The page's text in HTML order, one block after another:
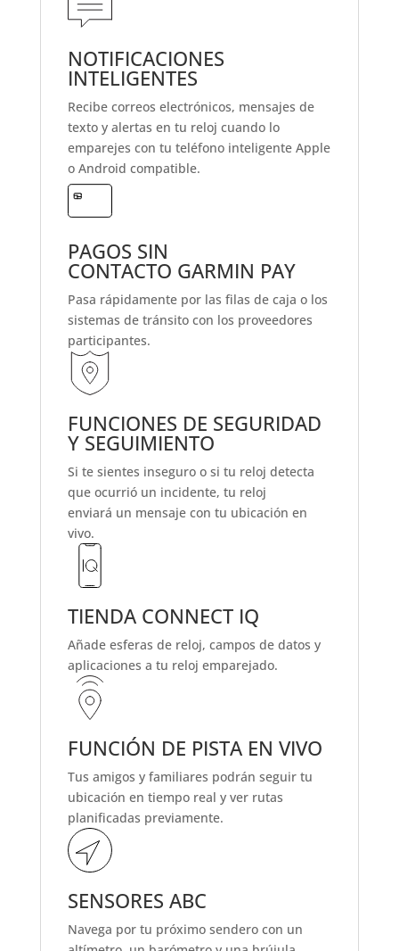
NOTIFICACIONES
INTELIGENTES
Recibe correos electrónicos, mensajes de
texto y alertas en tu reloj cuando lo
emparejes con tu teléfono inteligente Apple
o Android compatible.
PAGOS SIN
CONTACTO GARMIN PAY
Pasa rápidamente por las filas de caja o los
sistemas de tránsito con los proveedores
participantes.
FUNCIONES DE SEGURIDAD
Y SEGUIMIENTO
Si te sientes inseguro o si tu reloj detecta
que ocurrió un incidente, tu reloj
enviará un mensajecon tu ubicación en
vivo.
TIENDA CONNECT IQ
Añade esferas de reloj, campos de datos y
aplicaciones a tu reloj emparejado.
FUNCIÓN DE PISTA EN VIVO
Tus amigos y familiares podrán seguir tu
ubicación en tiempo real y ver rutas
planificadas previamente.
SENSORES ABC
Navega portu próximo sendero con un